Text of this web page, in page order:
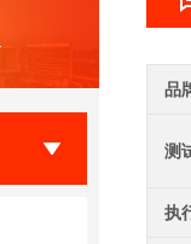
品
测
执